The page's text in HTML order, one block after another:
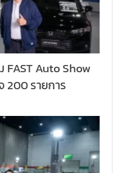
FAST Auto Show
200 รายการ